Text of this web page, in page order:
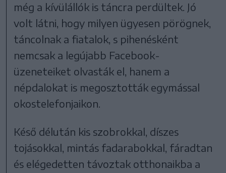
még a kívülállók is táncra perdültek. Jó
volt látni, hogy milyen ügyesen pörögnek,
táncolnak a fiatalok, s pihenésként
nemcsak a legújabb Facebook-
üzeneteiket olvasták el, hanem a
népdalokat is megosztották egymással
okostelefonjaikon.
Késő délután kis szobrokkal, díszes
tojásokkal, mintás fadarabokkal, fáradtan
és elégedetten távoztak otthonaikba a